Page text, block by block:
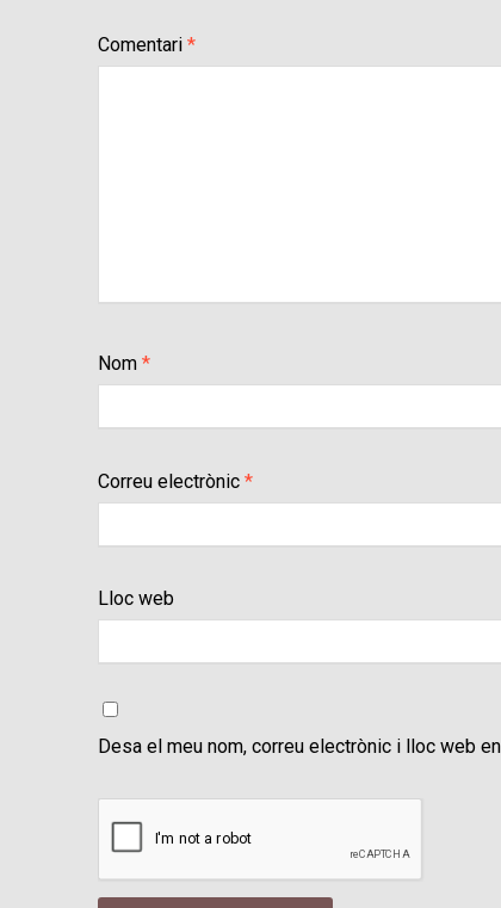
Comentari *
Nom *
Correu electrònic *
Lloc web
Desa el meu nom, correu electrònic i lloc web